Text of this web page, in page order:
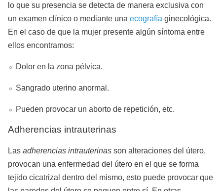
lo que su presencia se detecta de manera exclusiva con
un examen clínico o mediante una ecografía ginecológica.
En el caso de que la mujer presente algún síntoma entre
ellos encontramos:
Dolor en la zona pélvica.
Sangrado uterino anormal.
Pueden provocar un aborto de repetición, etc.
Adherencias intrauterinas
Las adherencias intrauterinas son alteraciones del útero,
provocan una enfermedad del útero en el que se forma
tejido cicatrizal dentro del mismo, esto puede provocar que